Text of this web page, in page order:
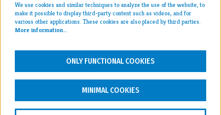
press >
We use cookies and similar techniques to analyze the use of the website, to
make it possible to display third-party content such as videos, and for
various other applications. These cookies are also placed by third parties.
More information…
ONLY FUNCTIONAL COOKIES
MINIMAL COOKIES